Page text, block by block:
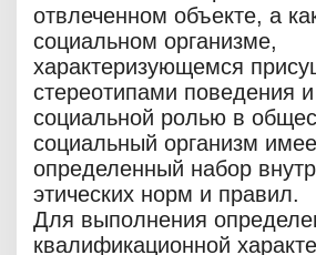
отвлеченном объекте, а
социальном организме,
характеризующемся
стереотипами поведения
социальной ролью в
социальный организм
определенный набор
этических норм и правил.
Для выполнения
квалификационной